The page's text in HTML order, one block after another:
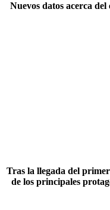
Nuevos datos acerca
Tras la llegada del
de los principales